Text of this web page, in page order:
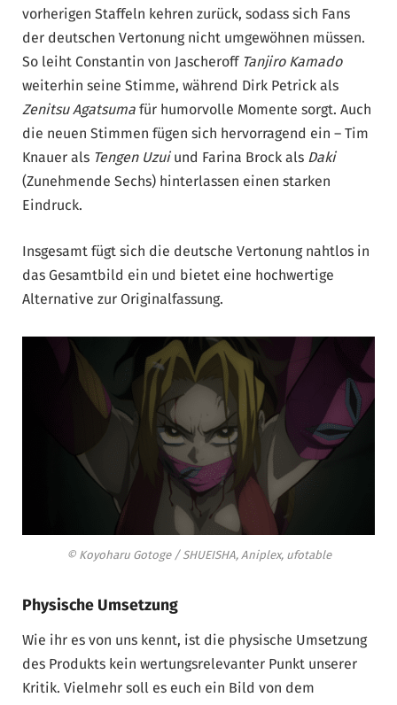
vorherigen Staffeln kehren zurück, sodass sich Fans
der deutschen Vertonung nicht umgewöhnen müssen.
So leiht Constantin von Jascheroff Tanjiro Kamado
weiterhin seine Stimme, während Dirk Petrick als
Zenitsu Agatsuma für humorvolle Momente sorgt. Auch
die neuen Stimmen fügen sich hervorragend ein – Tim
Knauer als Tengen Uzuiund Farina Brock als Daki
(Zunehmende Sechs) hinterlassen einen starken
Eindruck.
Insgesamt fügt sich die deutsche Vertonung nahtlos in
das Gesamtbild ein und bietet eine hochwertige
Alternative zur Originalfassung.
© Koyoharu Gotoge / SHUEISHA, Aniplex, ufotable
Physische Umsetzung
Wie ihr es von uns kennt, ist die physische Umsetzung
des Produkts kein wertungsrelevanter Punkt unserer
Kritik. Vielmehr soll es euch ein Bild von dem